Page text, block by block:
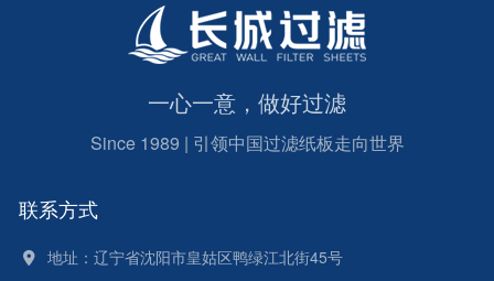
一心一意，做好过滤
Since 1989 | 引领中国过滤纸板走向世界
联系方式
地址：辽宁省沈阳市皇姑区鸭绿江北街45号